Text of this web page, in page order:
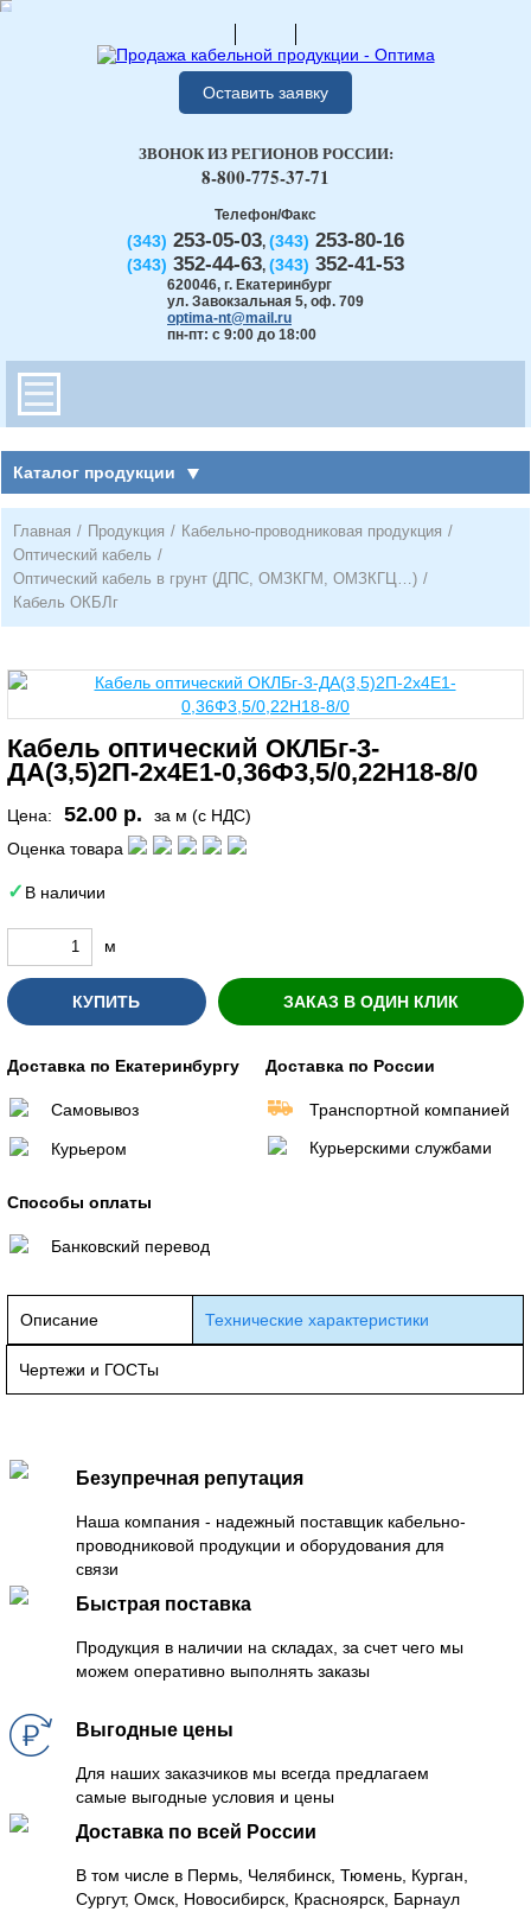
Оставить заявку
Телефон/Факс
(343) 253-05-03, (343) 253-80-16
(343) 352-44-63, (343) 352-41-53
620046, г. Екатеринбург
ул. Завокзальная 5, оф. 709
optima-nt@mail.ru
пн-пт: с 9:00 до 18:00
ЗВОНОК ИЗ РЕГИОНОВ РОССИИ:
8-800-775-37-71
Каталог продукции
Главная / Продукция / Кабельно-проводниковая продукция /
Оптический кабель /
Оптический кабель в грунт (ДПС, ОМЗКГМ, ОМЗКГЦ…) /
Кабель ОКБЛг
Кабель оптический ОКЛБг-3-
ДА(3,5)2П-2х4Е1-0,36Ф3,5/0,22Н18-8/0
Цена: 52.00 р.
за м (с НДС)
Оценка товара
В наличии
м
КУПИТЬ ЗАКАЗ В ОДИН КЛИК
Доставка по Екатеринбургу
Самовывоз
Курьером
Доставка по России
Транспортной компанией
Курьерскими службами
Способы оплаты
Банковский перевод
Описание Технические характеристики
Чертежи и ГОСТы
Безупречная репутация
Наша компания - надежный поставщик кабельно-
проводниковой продукции и оборудования для
связи
Быстрая поставка
Продукция в наличии на складах, за счет чего мы
можем оперативно выполнять заказы
Выгодные цены
Для наших заказчиков мы всегда предлагаем
самые выгодные условия и цены
Доставка по всей России
В том числе в Пермь, Челябинск, Тюмень, Курган,
Сургут, Омск, Новосибирск, Красноярск, Барнаул